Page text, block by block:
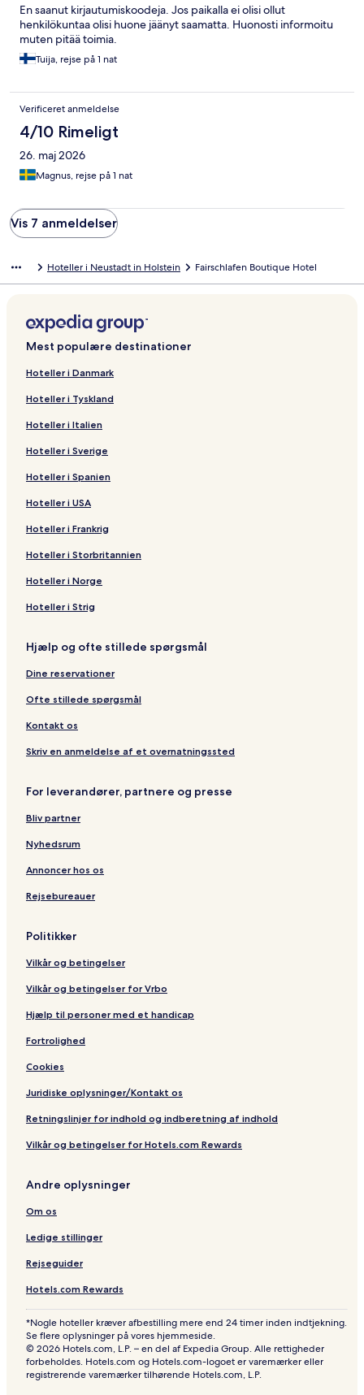
En saanut kirjautumiskoodeja. Jos paikalla ei olisi ollut
henkilökuntaa olisi huone jäänyt saamatta. Huonosti informoitu
muten pitää toimia.
Tuija, rejse på 1 nat
Verificeret anmeldelse
4/10 Rimeligt
26. maj 2026
Magnus, rejse på 1 nat
Vis 7 anmeldelser
Hoteller i Neustadt in Holstein Fairschlafen Boutique Hotel
Mest populære destinationer
Hoteller i Danmark
Hoteller i Tyskland
Hoteller i Italien
Hoteller i Sverige
Hoteller i Spanien
Hoteller i USA
Hoteller i Frankrig
Hoteller i Storbritannien
Hoteller i Norge
Hoteller i Strig
Hjælp og ofte stillede spørgsmål
Dine reservationer
Ofte stillede spørgsmål
Kontakt os
Skriv en anmeldelse af et overnatningssted
For leverandører, partnere og presse
Bliv partner
Nyhedsrum
Annoncer hos os
Rejsebureauer
Politikker
Vilkår og betingelser
Vilkår og betingelser for Vrbo
Hjælp til personer med et handicap
Fortrolighed
Cookies
Juridiske oplysninger/Kontakt os
Retningslinjer for indhold og indberetning af indhold
Vilkår og betingelser for Hotels.com Rewards
Andre oplysninger
Om os
Ledige stillinger
Rejseguider
Hotels.com Rewards
*Nogle hoteller kræver afbestilling mere end 24 timer inden indtjekning.
Se flere oplysninger på vores hjemmeside.
© 2026 Hotels.com, L.P. – en del af Expedia Group. Alle rettigheder
forbeholdes. Hotels.com og Hotels.com-logoet er varemærker eller
registrerende varemærker tilhørende Hotels.com, L.P.